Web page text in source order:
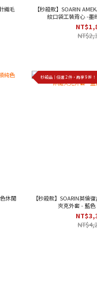
織毛
【秒殺款】SOARIN
紋口袋工裝背心 -墨
休閒
秒殺品｜任選 2 件，再享 9 折！
【秒殺款】SOARIN英倫
夾克外套 - 藍